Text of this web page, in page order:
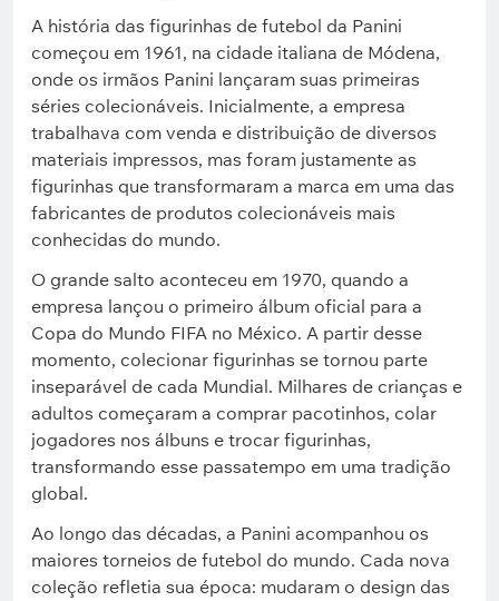
A história das figurinhas de futebol da Panini
começou em 1961, na cidade italiana de Módena,
onde os irmãos Panini lançaram suas primeiras
séries colecionáveis. Inicialmente, a empresa
trabalhava com venda e distribuição de diversos
materiais impressos, mas foram justamente as
figurinhas que transformaram a marca em uma das
fabricantes de produtos colecionáveis mais
conhecidas do mundo.
O grande salto aconteceu em 1970, quando a
empresa lançou o primeiro álbum oficial para a
Copa do Mundo FIFA no México. A partir desse
momento, colecionar figurinhas se tornou parte
inseparável de cada Mundial. Milhares de crianças e
adultos começaram a comprar pacotinhos, colar
jogadores nos álbuns e trocar figurinhas,
transformando esse passatempo em uma tradição
global.
Ao longo das décadas, a Panini acompanhou os
maiores torneios de futebol do mundo. Cada nova
coleção refletia sua época: mudaram o design das